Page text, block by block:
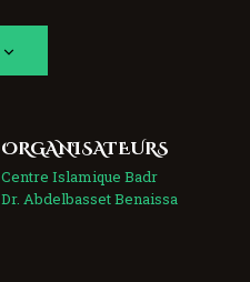
ORGANISATEURS
Centre Islamique Badr
Dr. Abdelbasset Benaissa